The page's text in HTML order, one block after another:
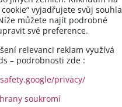
vyjadřujete svůj
můžete najít podrobné
své preference.
relevanci reklam využívá
– podrobnosti zde :
privacy/
soukromí